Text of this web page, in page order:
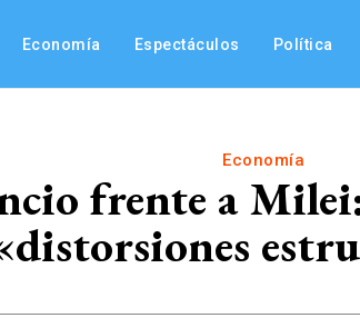
Economía Espectáculos Política
Economía
frente a